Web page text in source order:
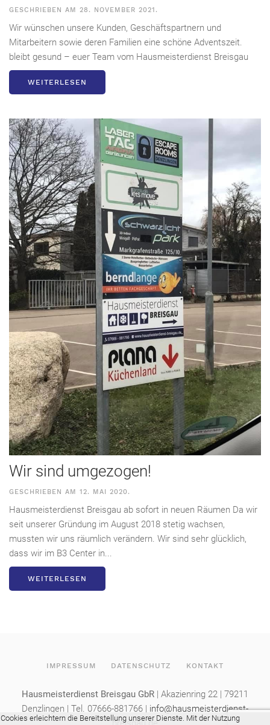
GESCHRIEBEN AM 28. NOVEMBER 2021 .
Wir wünschen unsere Kunden, Geschäftspartnern und
Mitarbeitern sowie deren Familien eine schöne Adventszeit.
bleibt gesund – euer Team vom Hausmeisterdienst Breisgau
WEITERLESEN
Wir sind umgezogen!
GESCHRIEBEN AM 12. MAI 2020 .
Hausmeisterdienst Breisgau ab sofort in neuen Räumen Da wir
seit unserer Gründung im August 2018 stetig wachsen,
mussten wir uns räumlich verändern. Wir sind sehr glücklich,
dass wir im B3 Center in...
WEITERLESEN
IMPRESSUM DATENSCHUTZ KONTAKT
Hausmeisterdienst Breisgau GbR | Akazienring 22 | 79211
Denzlingen | Tel. 07666-881766 | info@hausmeisterdienst-
Cookies erleichtern die Bereitstellung unserer Dienste. Mit der Nutzung